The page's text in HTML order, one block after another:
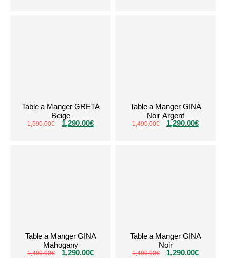
Table a Manger GRETA
Beige
1,590.00€ 1,290.00€
Table a Manger GINA
Noir Argent
1,490.00€ 1,290.00€
Table a Manger GINA
Mahogany
1,490.00€ 1,290.00€
Table a Manger GINA
Noir
1,490.00€ 1,290.00€